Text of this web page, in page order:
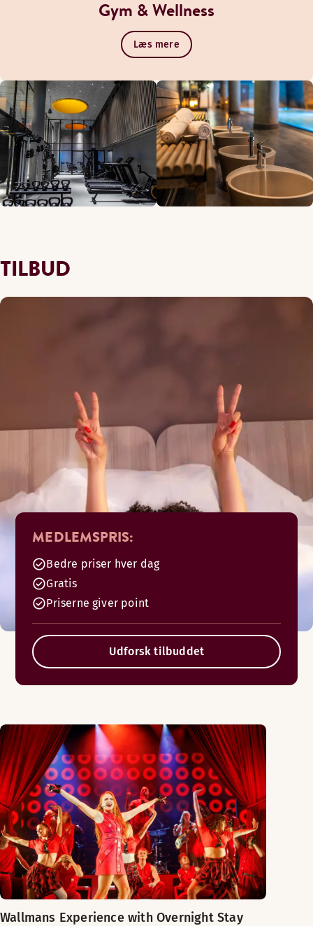
Gym & Wellness
Læs mere
TILBUD
MEDLEMSPRIS:
Bedre priser hver dag
Gratis
Priserne giver point
Udforsk tilbuddet
Wallmans Experience with Overnight Stay